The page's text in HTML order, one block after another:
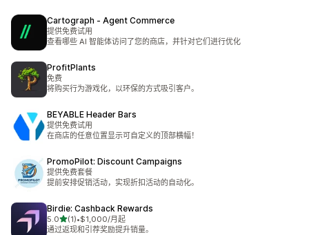
Cartograph ‑ Agent Commerce
提供免费试用
查看哪些 AI 智能体访问了您的商店，并针对它们进行优化
ProfitPlants
免费
将购买行为游戏化，以环保的方式吸引客户。
BEYABLE Header Bars
提供免费试用
在商店的任意位置显示可自定义的顶部横幅！
PromoPilot: Discount Campaigns
提供免费套餐
提前安排促销活动，实现折扣活动的自动化。
Birdie: Cashback Rewards
5.0星（满分 5 星）
(1)
总共 1 条评论
•$1,000/月起
通过返现和引荐奖励提升销量。